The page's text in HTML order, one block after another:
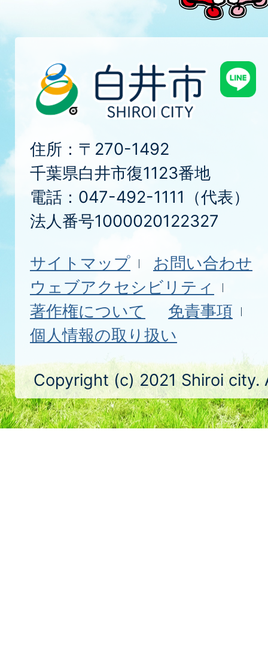
住所：〒270-1492
千葉県白井市復1123番地
電話：047-492-1111（代表）
法人番号1000020122327
サイトマップ
お問い合わせ
ウェブアクセシビリティ
著作権について
免責事項
個人情報の取り扱い
Copyright (c) 2021 Shiroi city.